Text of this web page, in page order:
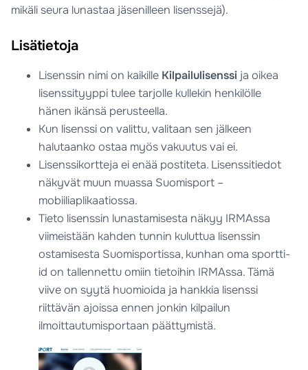
mikäli seura lunastaa jäsenilleen lisenssejä).
Lisätietoja
Lisenssin nimi on kaikille Kilpailulisenssi ja oikea
lisenssityyppi tulee tarjolle kullekin henkilölle
hänen ikänsä perusteella.
Kun lisenssi on valittu, valitaan sen jälkeen
halutaanko ostaa myös vakuutus vai ei.
Lisenssikortteja ei enää postiteta. Lisenssitiedot
näkyvät muun muassa Suomisport –
mobiiliaplikaatiossa.
Tieto lisenssin lunastamisesta näkyy IRMAssa
viimeistään kahden tunnin kuluttua lisenssin
ostamisesta Suomisportissa, kunhan oma sportti-
id on tallennettu omiin tietoihin IRMAssa. Tämä
viive on syytä huomioida ja hankkia lisenssi
riittävän ajoissa ennen jonkin kilpailun
ilmoittautumisportaan päättymistä.